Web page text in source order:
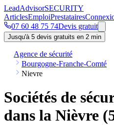
LeadAdvisorSECURITY
ArticlesEmploiPrestataires
07 60 48 75 74Devis gratuit
Jusqu'à 5 devis gratuits en 2 min
Agence de sécurité
Bourgogne-Franche-Comté
Nievre
Sociétés de
dans la Nièvre